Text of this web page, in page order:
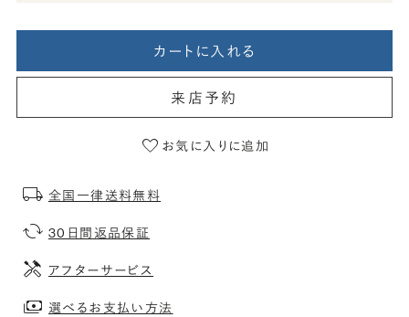
カートに入れる
来店予約
お気に入りに追加
全国一律送料無料
30日間返品保証
アフターサービス
選べるお支払い方法